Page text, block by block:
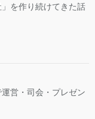
を作り続けてきた話
営・司会・プレゼン